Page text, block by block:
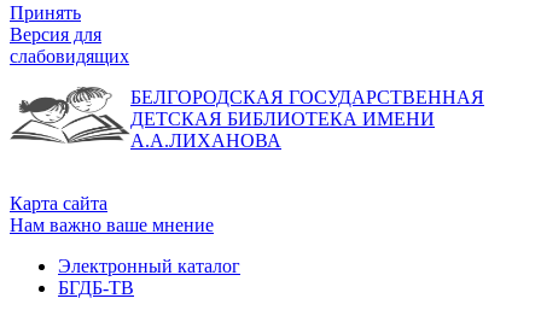
Принять
Версия для
слабовидящих
БЕЛГОРОДСКАЯ ГОСУДАРСТВЕННАЯ
ДЕТСКАЯ БИБЛИОТЕКА ИМЕНИ
А.А.ЛИХАНОВА
Карта сайта
Нам важно ваше мнение
Электронный каталог
БГДБ-ТВ